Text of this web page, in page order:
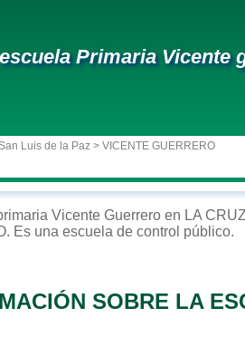
Primaria Vicente
Luis de la Paz > VICENTE GUERRERO
Vicente Guerrero en LA
. Es una escuela de control público.
SOBRE LA